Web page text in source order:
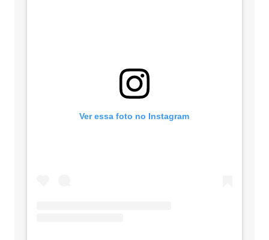
Ver essa foto no Instagram